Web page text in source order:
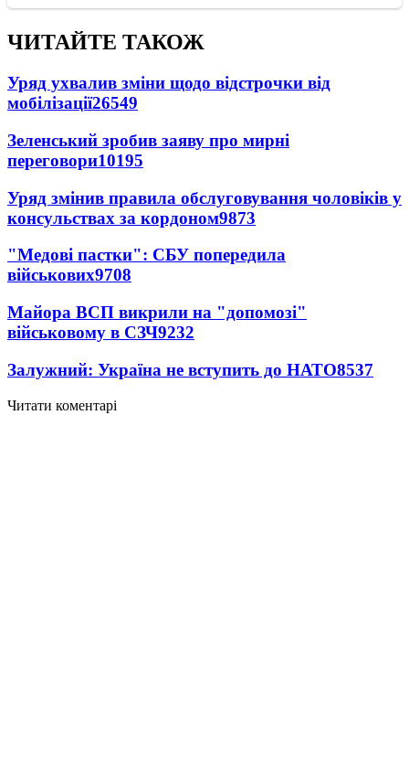
ЧИТАЙТЕ ТАКОЖ
Уряд ухвалив зміни щодо відстрочки від
мобілізації26549
Зеленський зробив заяву про мирні
переговори10195
Уряд змінив правила обслуговування чоловіків у
консульствах за кордоном9873
"Медові пастки": СБУ попередила
військових9708
Майора ВСП викрили на "допомозі"
військовому в СЗЧ9232
Залужний: Україна не вступить до НАТО8537
Читати коментарі